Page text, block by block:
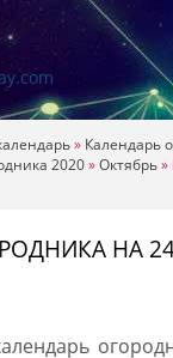
» Календарь
2020»Октябрь»
НА